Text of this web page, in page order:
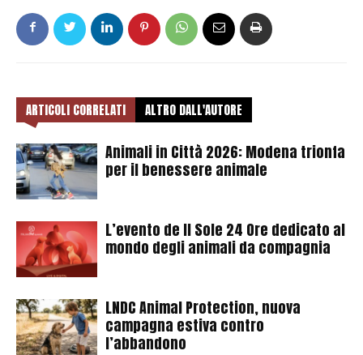
ARTICOLI CORRELATI ALTRO DALL'AUTORE
Animali in Città 2026: Modena trionfa
per il benessere animale
L’evento de Il Sole 24 Ore dedicato al
mondo degli animali da compagnia
LNDC Animal Protection, nuova
campagna estiva contro
l’abbandono